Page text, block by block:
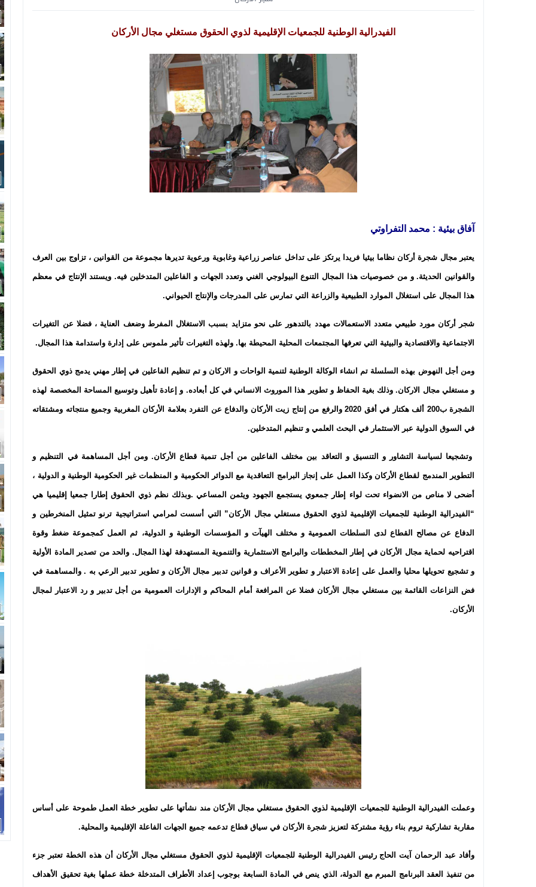
الفيدرالية الوطنية للجمعيات الإقليمية لذوي الحقوق مستغلي مجال الأركان
آفاق بيئية : محمد التفراوتي
يعتبر مجال شجرة أركان نظاما بيئيا فريدا يرتكز على تداخل عناصر زراعية وغابوية ورعوية تديرها مجموعة من القوانين ، تزاوج بين العرف
والقوانين الحديثة. و من خصوصيات هذا المجال التنوع البيولوجي الغني وتعدد الجهات و الفاعلين المتدخلين فيه. ويستند الإنتاج في معظم
هذا المجال على استغلال الموارد الطبيعية والزراعة التي تمارس على المدرجات والإنتاج الحيواني.
شجر أركان مورد طبيعي متعدد الاستعمالات مهدد بالتدهور على نحو متزايد بسبب الاستغلال المفرط وضعف العناية ، فضلا عن التغيرات
الاجتماعية والاقتصادية والبيئية التي تعرفها المجتمعات المحلية المحيطة بها. ولهذه التغيرات تأثير ملموس على إدارة واستدامة هذا المجال.
ومن أجل النهوض بهذه السلسلة تم انشاء الوكالة الوطنية لتنمية الواحات و الاركان و تم تنظيم الفاعلين في إطار مهني يدمج ذوي الحقوق
و مستغلي مجال الاركان. وذلك بغية الحفاظ و تطوير هذا الموروث الانساني في كل أبعاده. و إعادة تأهيل وتوسيع المساحة المخصصة لهذه
الشجرة ب200 ألف هكتار في أفق 2020 والرفع من إنتاج زيت الأركان والدفاع عن التفرد بعلامة الأركان المغربية وجميع منتجاته ومشتقاته
في السوق الدولية عبر الاستثمار في البحث العلمي و تنظيم المتدخلين.
وتشجيعا لسياسة التشاور و التنسيق و التعاقد بين مختلف الفاعلين من أجل تنمية قطاع الأركان. ومن أجل المساهمة في التنظيم و
التطوير المندمج لقطاع الأركان وكذا العمل على إنجاز البرامج التعاقدية مع الدوائر الحكومية و المنظمات غير الحكومية الوطنية و الدولية ،
أضحى لا مناص من الانضواء تحت لواء إطار جمعوي يستجمع الجهود ويثمن المساعي .وبذلك نظم ذوي الحقوق إطارا جمعيا إقليميا هي
“الفيدرالية الوطنية للجمعيات الإقليمية لذوي الحقوق مستغلي مجال الأركان” التي أسست لمرامي استراتيجية ترنو تمثيل المنخرطين و
الدفاع عن مصالح القطاع لدى السلطات العمومية و مختلف الهيآت و المؤسسات الوطنية و الدولية، ثم العمل كمجموعة ضغط وقوة
اقتراحيه لحماية مجال الأركان في إطار المخططات والبرامج الاستثمارية والتنموية المستهدفة لهذا المجال. والحد من تصدير المادة الأولية
و تشجيع تحويلها محليا والعمل على إعادة الاعتبار و تطوير الأعراف و قوانين تدبير مجال الأركان و تطوير تدبير الرعي به . والمساهمة في
فض النزاعات القائمة بين مستغلي مجال الأركان فضلا عن المرافعة أمام المحاكم و الإدارات العمومية من أجل تدبير و رد الاعتبار لمجال
الأركان.
وعملت الفيدرالية الوطنية للجمعيات الإقليمية لذوي الحقوق مستغلي مجال الأركان مند نشأتها على تطوير خطة العمل طموحة على أساس
مقاربة تشاركية تروم بناء رؤية مشتركة لتعزيز شجرة الأركان في سياق قطاع تدعمه جميع الجهات الفاعلة الإقليمية والمحلية.
وأفاد عبد الرحمان آيت الحاج رئيس الفيدرالية الوطنية للجمعيات الإقليمية لذوي الحقوق مستغلي مجال الأركان أن هذه الخطة تعتبر جزء
من تنفيذ العقد البرنامج المبرم مع الدولة، الذي ينص في المادة السابعة بوجوب إعداد الأطراف المتدخلة خطة عملها بغية تحقيق الأهداف